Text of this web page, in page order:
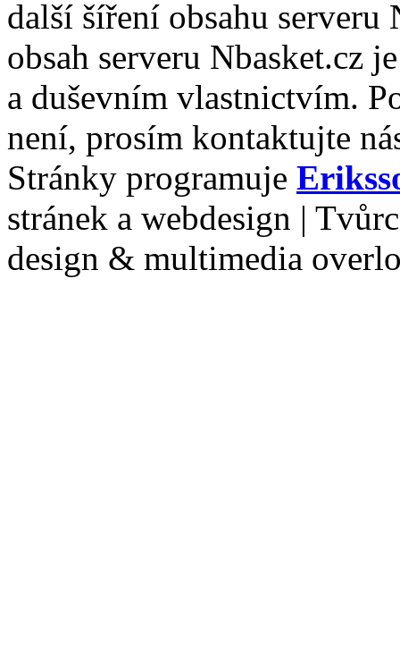
další šíření obsahu serveru
obsah serveru Nbasket.cz
a duševním vlastnictvím.
není, prosím kontaktujte
Stránky programuje
stránek a webdesign |
design & multimedia